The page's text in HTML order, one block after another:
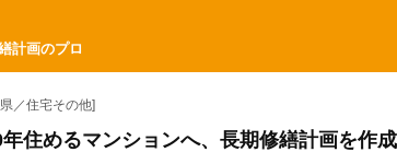
計画のプロ
／住宅その他]
年住めるマンションへ、長期修繕計画を作